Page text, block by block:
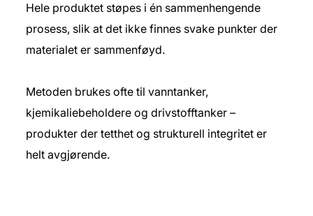
Hele produktet støpes i én sammenhengende
prosess, slik at det ikke finnes svake punkter der
materialet er sammenføyd.
Metoden brukes ofte til vanntanker,
kjemikaliebeholdere og drivstofftanker –
produkter der tetthet og strukturell integritet er
helt avgjørende.